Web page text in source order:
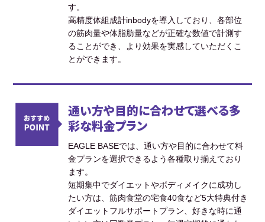
す。
高精度体組成計inbodyを導入しており、各部位
の筋肉量や体脂肪量などが正確な数値で計測す
ることができ、より効果を実感していただくこ
とができます。
通い方や目的に合わせて選べる多
彩な料金プラン
EAGLE BASEでは、通い方や目的に合わせて料
金プランを選択できるよう各種取り揃えており
ます。
短期集中でダイエットやボディメイクに成功し
たい方は、筋肉食堂の宅食40食など5大特典付き
ダイエットフルサポートプラン、好きな時に通